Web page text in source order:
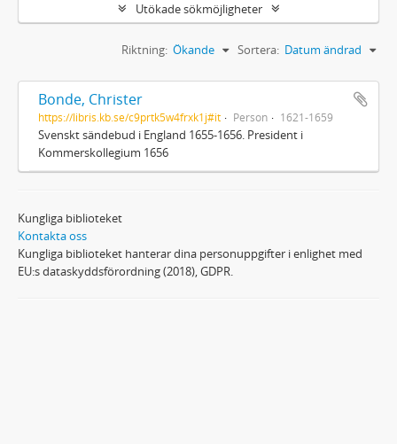
Utökade sökmöjligheter
Sortera: Datum ändrad
Riktning: Ökande
Bonde, Christer
https://libris.kb.se/c9prtk5w4frxk1j#it Person 1621-1659
Svenskt sändebud i England 1655-1656. President i
Kommerskollegium 1656
Kungliga biblioteket
Kontakta oss
Kungliga biblioteket hanterar dina personuppgifter i enlighet med
EU:s dataskyddsförordning (2018), GDPR.